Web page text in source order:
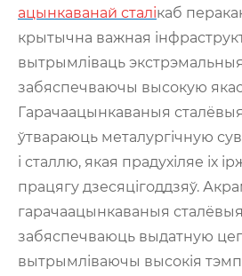
ацынкаванай сталікаб
крытычна важная
вытрымліваць
забяспечваючы высокую
Гарачаацынкаваныя
ўтвараюць металургічную
і сталлю, якая прадухіляе іх
працягу дзесяцігоддзяў.
гарачаацынкаваныя
забяспечваюць выдатную
вытрымліваючы высокія